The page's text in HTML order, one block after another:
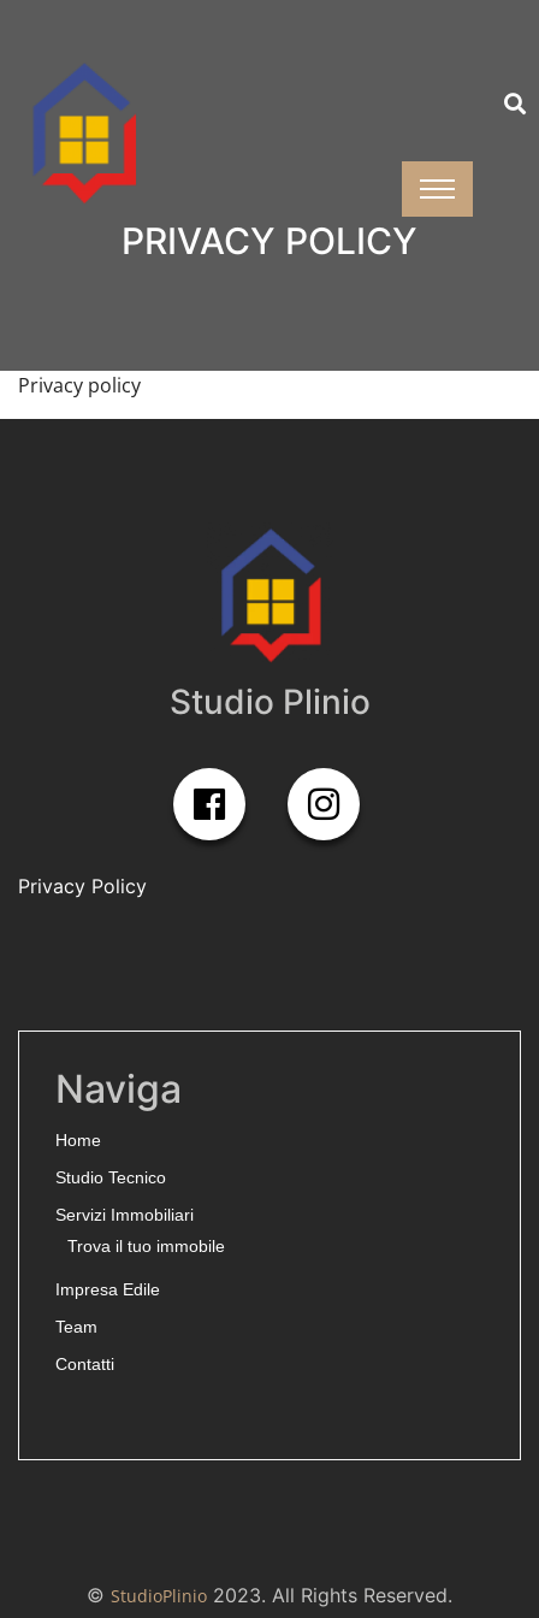
PRIVACY POLICY
Privacy policy
Studio Plinio
Privacy Policy
Naviga
Home
Studio Tecnico
Servizi Immobiliari
Trova il tuo immobile
Impresa Edile
Team
Contatti
© StudioPlinio 2023. All Rights Reserved.